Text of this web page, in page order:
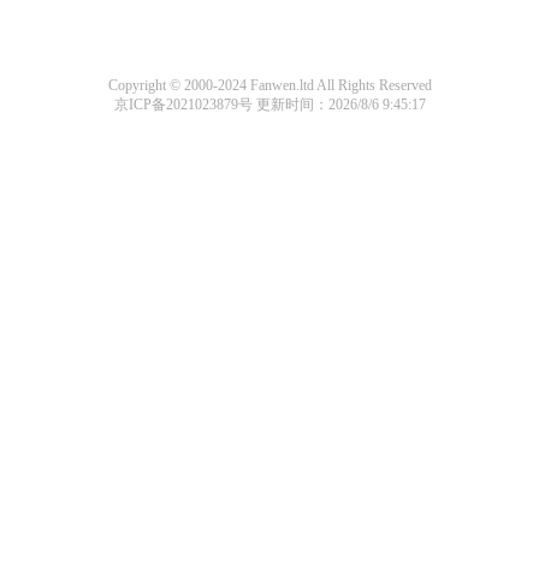
Copyright © 2000-2024 Fanwen.ltd All Rights Reserved
京ICP备2021023879号更新时间：2026/8/6 9:45:17